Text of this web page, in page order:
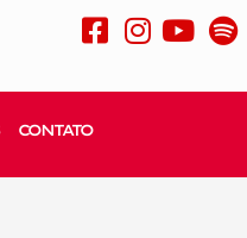
CONTATO